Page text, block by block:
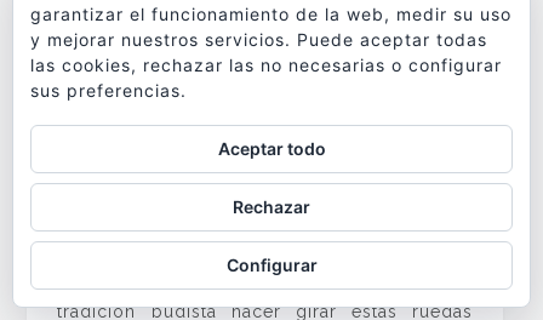
.
En el exterior me encuentro con una vaca
sagrada de mármol negro pulido junto a un
pequeña estructura donde hacer girar las
ruedas de plegaria que lo rodean. Según la
tradición budista hacer girar estas ruedas
garantizar el funcionamiento de la web, medir su uso
y mejorar nuestros servicios. Puede aceptar todas
las cookies, rechazar las no necesarias o configurar
sus preferencias.
Aceptar todo
Rechazar
Configurar